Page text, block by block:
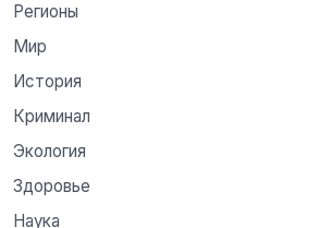
Регионы
Мир
История
Криминал
Экология
Здоровье
Наука